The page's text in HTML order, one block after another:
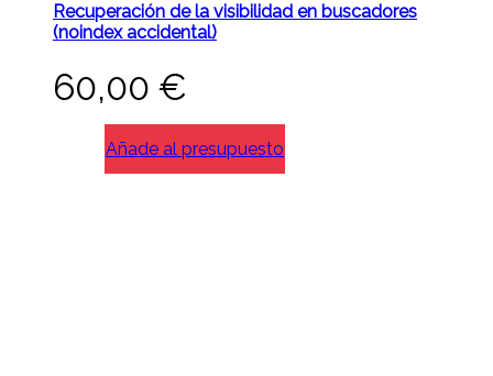
Recuperación de la visibilidad en buscadores
(noindex accidental)
60,00 €
Añade al presupuesto